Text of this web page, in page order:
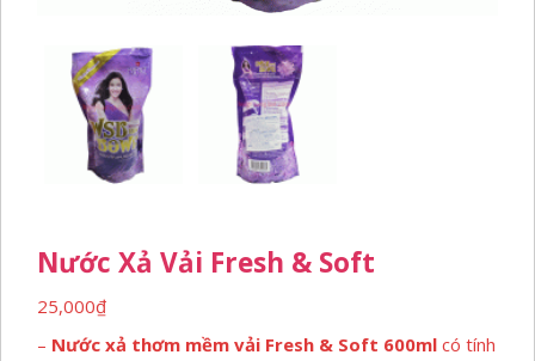
Nước Xả Vải Fresh & Soft
25,000₫
– Nước xả thơm mềm vải Fresh & Soft 600ml có tính